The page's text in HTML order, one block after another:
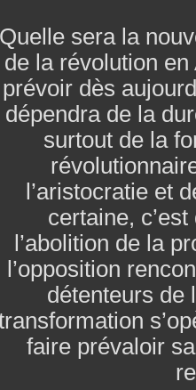
Quelle sera la
de la révolution
prévoir dès
dépendra de la
surtout de la
l’aristocratie et
certaine,
l’abolition de la
l’opposition
détenteurs de
faire prévaloir